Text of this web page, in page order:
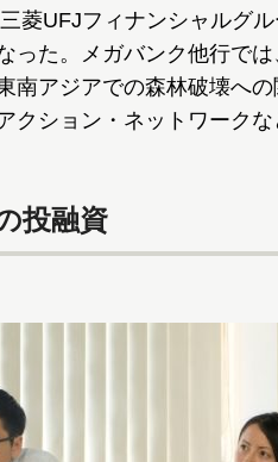
菱UFJフィナンシャルグル
った。メガバンク他行で
南アジアでの森林破壊へ
クション・ネットワーク
投融資